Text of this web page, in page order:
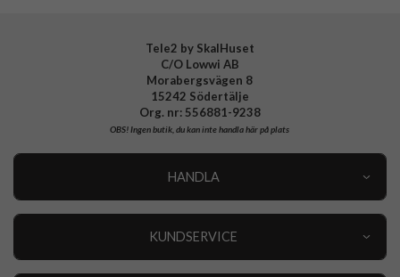
Tele2 by SkalHuset
C/O Lowwi AB
Morabergsvägen 8
15242 Södertälje
Org. nr: 556881-9238
OBS!Ingen butik, du kan inte handla här på plats
HANDLA
KUNDSERVICE